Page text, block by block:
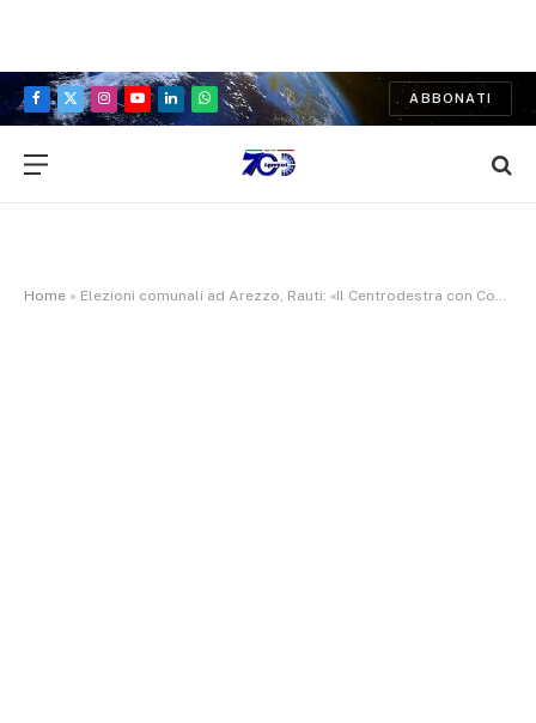
Facebook
X
Instagram
YouTubeLinkedInWhatsApp
ABBONATI
Home » Elezioni comunali ad Arezzo, Rauti: «Il Centrodestra con Comanducci: innovazione e concretezza per il futuro della città»